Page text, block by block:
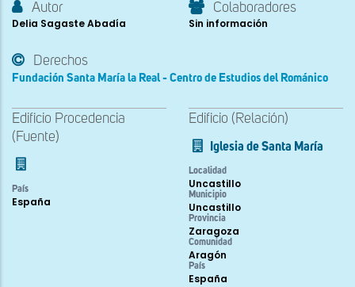
Autor
Delia Sagaste Abadía
Colaboradores
Sin información
Derechos
Fundación Santa María la Real - Centro de Estudios del Románico
Edificio Procedencia
(Fuente)
País
España
Edificio (Relación)
Iglesia de Santa María
Localidad
Uncastillo
Municipio
Uncastillo
Provincia
Zaragoza
Comunidad
Aragón
País
España